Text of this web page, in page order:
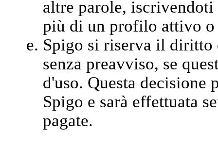
altre parole, iscrivendoti
più di un profilo attivo
Spigo si riserva il
senza preavviso, se
d'uso. Questa decisione
Spigo e sarà effettuata
pagate.